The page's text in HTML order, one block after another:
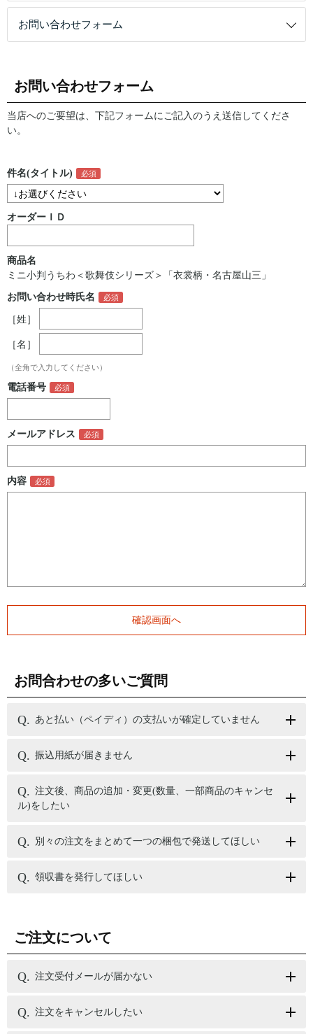
お問い合わせフォーム
お問い合わせフォーム
当店へのご要望は、下記フォームにご記入のうえ送信してくださ
い。
件名(タイトル)
オーダーＩＤ
商品名
ミニ小判うちわ＜歌舞伎シリーズ＞「衣裳柄・名古屋山三」
お問い合わせ時氏名
［姓］
［名］
（全角で入力してください）
電話番号
メールアドレス
内容
お問合わせの多いご質問
あと払い（ペイディ）の支払いが確定していません
振込用紙が届きません
注文後、商品の追加・変更(数量、一部商品のキャンセ
ル)をしたい
別々の注文をまとめて一つの梱包で発送してほしい
領収書を発行してほしい
ご注文について
注文受付メールが届かない
注文をキャンセルしたい